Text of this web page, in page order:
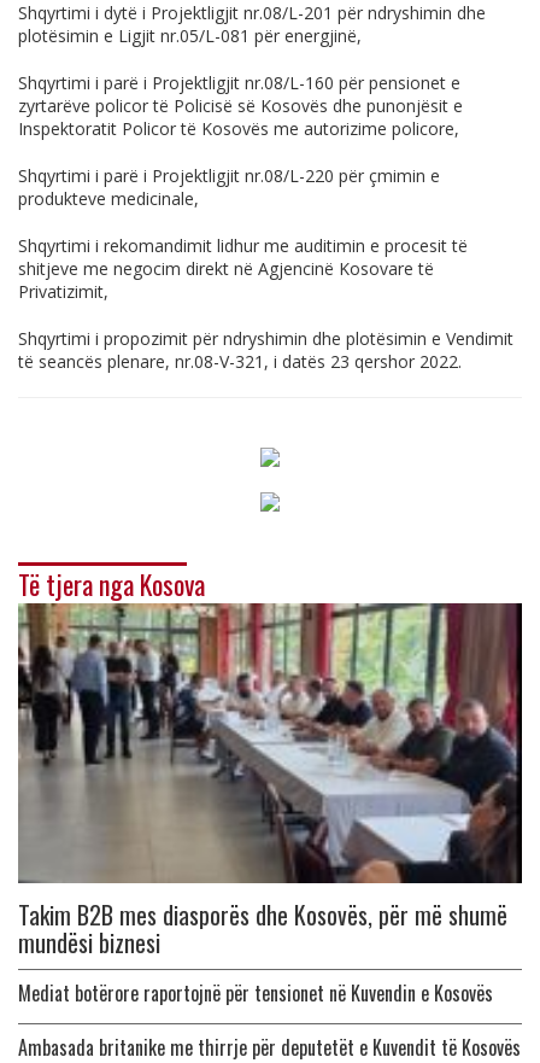
Shqyrtimi i dytë i Projektligjit nr.08/L-201 për ndryshimin dhe
plotësimin e Ligjit nr.05/L-081 për energjinë,
Shqyrtimi i parë i Projektligjit nr.08/L-160 për pensionet e
zyrtarëve policor të Policisë së Kosovës dhe punonjësit e
Inspektoratit Policor të Kosovës me autorizime policore,
Shqyrtimi i parë i Projektligjit nr.08/L-220 për çmimin e
produkteve medicinale,
Shqyrtimi i rekomandimit lidhur me auditimin e procesit të
shitjeve me negocim direkt në Agjencinë Kosovare të
Privatizimit,
Shqyrtimi i propozimit për ndryshimin dhe plotësimin e Vendimit
të seancës plenare, nr.08-V-321 , i datës 23 qershor 2022.
Të tjera nga Kosova
Takim B2B mes diasporës dhe Kosovës, për më shumë
mundësi biznesi
Mediat botërore raportojnë për tensionet në Kuvendin e Kosovës
Ambasada britanike me thirrje për deputetët e Kuvendit të Kosovës